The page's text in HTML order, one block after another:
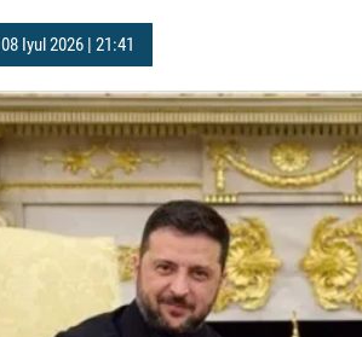
08 Iyul 2026 | 21:41